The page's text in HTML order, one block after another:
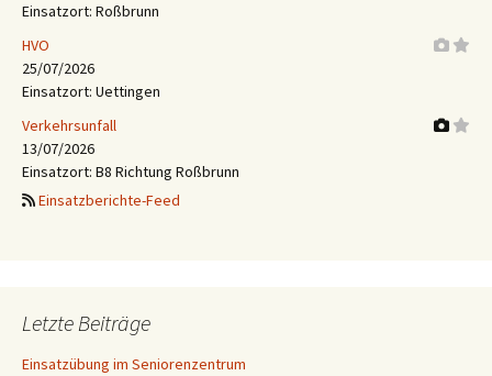
Einsatzort: Roßbrunn
HVO
25/07/2026
Einsatzort: Uettingen
Verkehrsunfall
13/07/2026
Einsatzort: B8 Richtung Roßbrunn
Einsatzberichte-Feed
Letzte Beiträge
Einsatzübung im Seniorenzentrum